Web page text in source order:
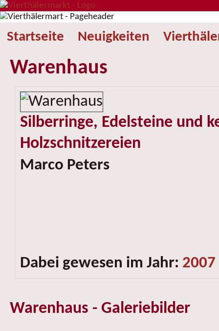
Startseite Neuigkeiten
Warenhaus
Silberringe, Edelsteine und
Holzschnitzereien
Marco Peters
Dabei gewesen im Jahr: 2007
Warenhaus - Galeriebilder